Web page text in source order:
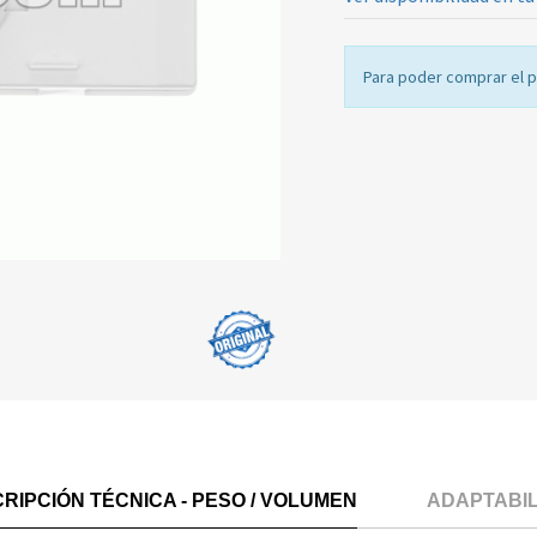
Para poder comprar el
TÉCNICA - PESO / VOLUMEN